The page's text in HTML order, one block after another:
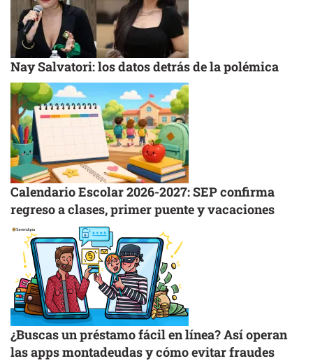
Nay Salvatori: los datos detrás de la polémica
Calendario Escolar 2026-2027: SEP confirma
regreso a clases, primer puente y vacaciones
¿Buscas un préstamo fácil en línea? Así operan
las apps montadeudas y cómo evitar fraudes